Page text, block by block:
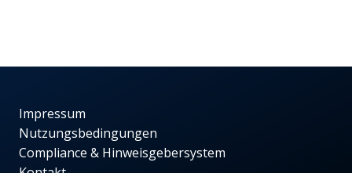
Impressum
Nutzungsbedingungen
Compliance & Hinweisgebersystem